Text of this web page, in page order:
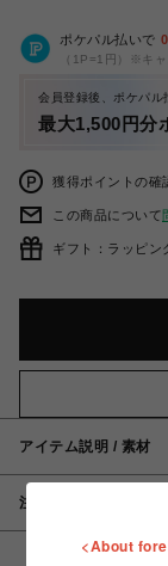
ポケパル払いで 0
（1P=1円）※キャ
会員登録後、ポケパル
最大1,500円分
獲得ポイントの確
この商品について
ギフト：ラッピン
アイテム説明 / 素材
注意事項
<About